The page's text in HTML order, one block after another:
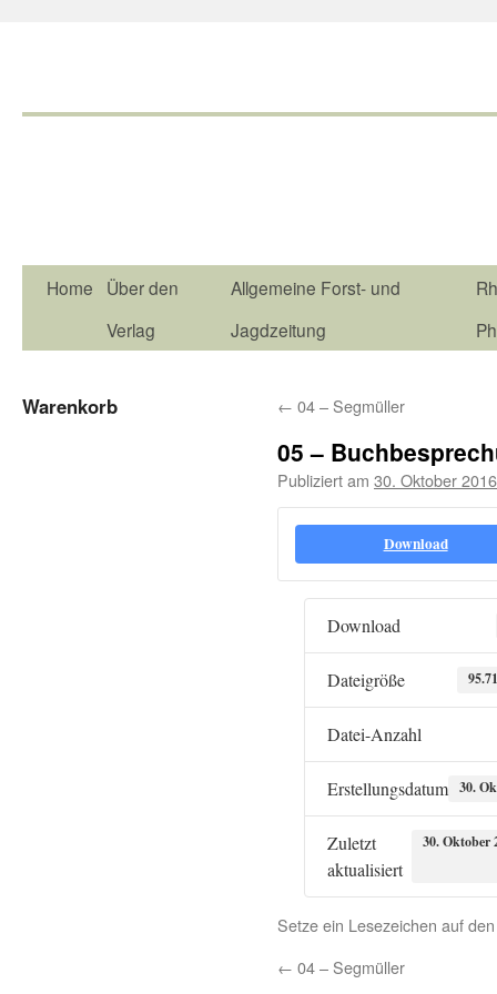
Home
Über den
Verlag
Allgemeine Forst- und
Jagdzeitung
← 04 – Segmüller
05 –
Publiziert am 30. Oktober 2016
Download
Download
Dateigröße
Datei-Anzahl
Erstellungsdatum 30.
Zuletzt
aktualisiert
30. Oktober
Setze ein Lesezeichen auf
← 04 – Segmüller
Warenkorb